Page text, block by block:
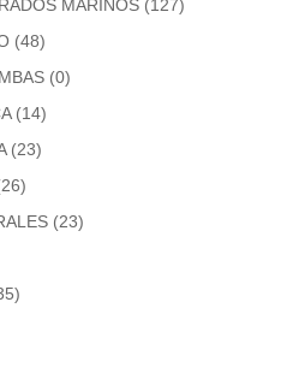
MARINOS (127)
(48)
(0)
(14)
(23)
(23)